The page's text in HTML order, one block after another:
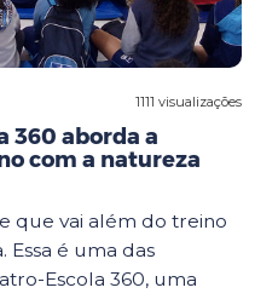
1111 visualizações
360 aborda a
com a natureza
que vai além do treino
Essa é uma das
Escola 360, uma